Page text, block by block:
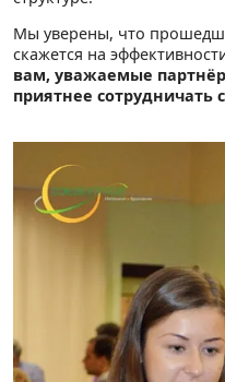
Мы уверены, что
скажется на
вам, уважаемые
приятнее сотрудничать